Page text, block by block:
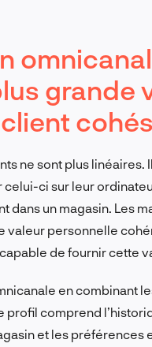
grande
ne sont plus
celui-ci sur leur
dans un magasin. Les
personnelle
de fournir cette
en combinant
profil comprend
et les préférences